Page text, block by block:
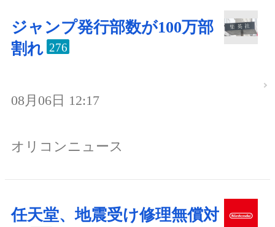
ジャンプ発行部数が100万部
割れ 276
08月06日 12:17
オリコンニュース
任天堂、地震受け修理無償対